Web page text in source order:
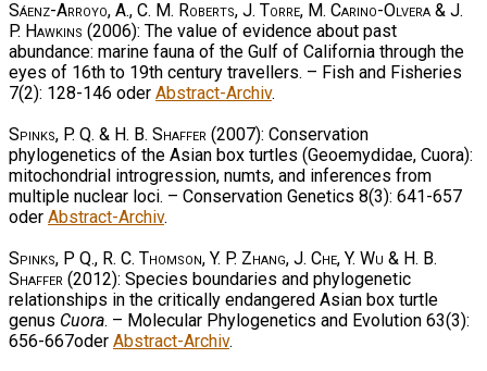
Sáenz-Arroyo, A., C. M. Roberts, J. Torre, M. Carino-Olvera & J.
P. Hawkins (2006): The value of evidence about past
abundance: marine fauna of the Gulf of California through the
eyes of 16th to 19th century travellers. – Fish and Fisheries
7(2): 128-146 oder Abstract-Archiv.
Spinks, P. Q. & H. B. Shaffer (2007): Conservation
phylogenetics of the Asian box turtles (Geoemydidae, Cuora):
mitochondrial introgression, numts, and inferences from
multiple nuclear loci. – Conservation Genetics 8(3): 641-657
oder Abstract-Archiv.
Spinks, P Q., R. C. Thomson, Y. P. Zhang, J. Che, Y. Wu & H. B.
Shaffer (2012): Species boundaries and phylogenetic
relationships in the critically endangered Asian box turtle
genus Cuora. – Molecular Phylogenetics and Evolution 63(3):
656-667oder Abstract-Archiv.